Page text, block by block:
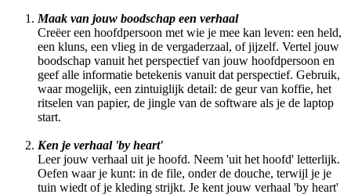
Maak van jouw boodschap een verhaal
Creëer een hoofdpersoon met wie je mee kan leven: een held,
een kluns, een vlieg in de vergaderzaal, of jijzelf. Vertel jouw
boodschap vanuit het perspectief van jouw hoofdpersoon en
geef alle informatie betekenis vanuit dat perspectief. Gebruik,
waar mogelijk, een zintuiglijk detail: de geur van koffie, het
ritselen van papier, de jingle van de software als je de laptop
start.
Ken je verhaal 'by heart'
Leer jouw verhaal uit je hoofd. Neem 'uit het hoofd' letterlijk.
Oefen waar je kunt: in de file, onder de douche, terwijl je je
tuin wiedt of je kleding strijkt. Je kent jouw verhaal 'by heart'